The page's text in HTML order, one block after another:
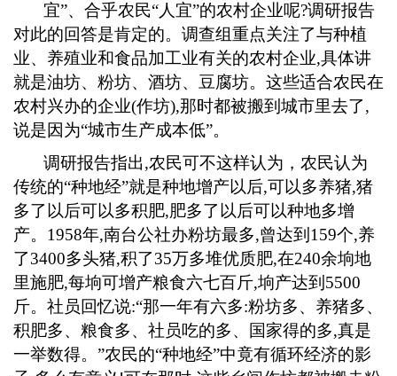
宜”、合乎农民“人宜”的农村企业呢?调研报告
对此的回答是肯定的。调查组重点关注了与种植
业、养殖业和食品加工业有关的农村企业,具体讲
就是油坊、粉坊、酒坊、豆腐坊。这些适合农民在
农村兴办的企业(作坊),那时都被搬到城市里去了,
说是因为“城市生产成本低”。
调研报告指出,农民可不这样认为，农民认为
传统的“种地经”就是种地增产以后,可以多养猪,猪
多了以后可以多积肥,肥多了以后可以种地多增
产。 1958年,南台公社办粉坊最多,曾达到 159个,养
了3400多头猪,积了35万多堆优质肥,在240余垧地
里施肥,每垧可增产粮食六七百斤,垧产达到 5500
斤。社员回忆说:“那一年有六多:粉坊多、养猪多、
积肥多、粮食多、社员吃的多、国家得的多,真是
一举数得。”农民的“种地经”中竟有循环经济的影